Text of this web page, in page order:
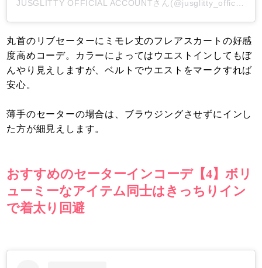
丸首のリブセーターにミモレ丈のフレアスカートの好感
度高めコーデ。カラーによってはウエストインしてもぼ
んやり見えしますが、ベルトでウエストをマークすれば
安心。
薄手のセーターの場合は、ブラウジングさせずにインし
た方が細見えします。
おすすめのセーターインコーデ【4】ボリ
ューミーなアイテム同士はきっちりイン
で着太り回避